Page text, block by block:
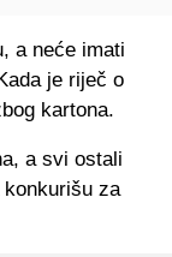
a neće imati
je riječ o
kartona.
a svi ostali
za